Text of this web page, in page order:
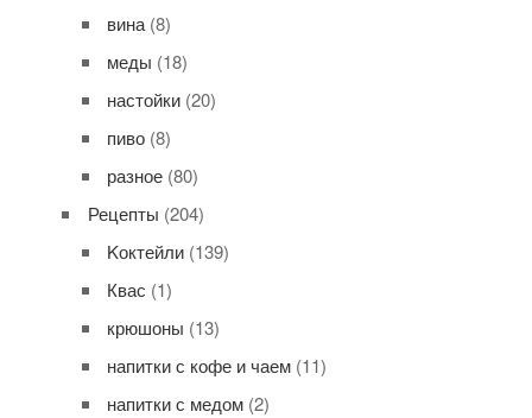
вина (8)
меды (18)
настойки (20)
пиво (8)
разное (80)
Рецепты (204)
Kоктейли (139)
Квас (1)
крюшоны (13)
напитки с кофе и чаем (11)
напитки с медом (2)